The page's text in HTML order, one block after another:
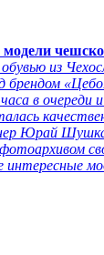
из
брендом
в очереди
Юрай Шушка